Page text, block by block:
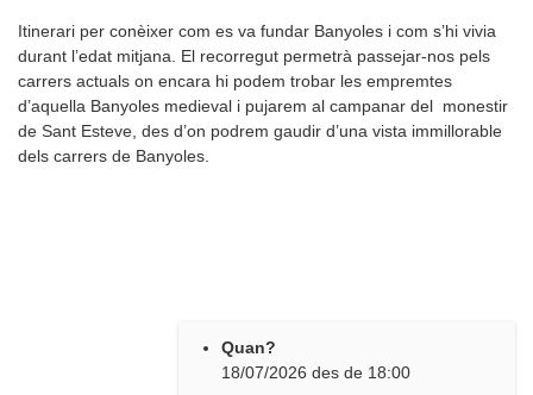
Itinerari per conèixer com es va fundar Banyoles i com s’hi vivia
durant l’edat mitjana. El recorregut permetrà passejar-nos pels
carrers actuals on encara hi podem trobar les empremtes
d’aquella Banyoles medieval i pujarem al campanar del monestir
de Sant Esteve, des d’on podrem gaudir d’una vista immillorable
dels carrers de Banyoles.
Quan?
18/07/2026 des de 18:00